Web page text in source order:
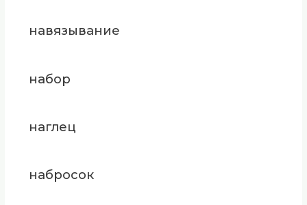
навязывание
набор
наглец
набросок